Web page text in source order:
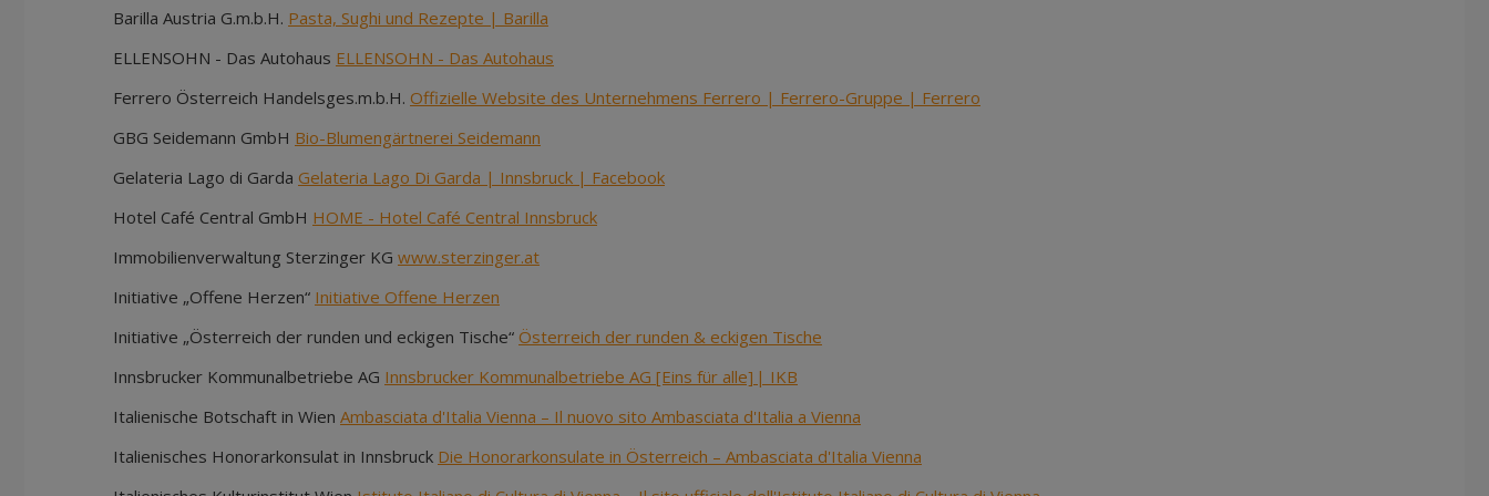
Barilla Austria G.m.b.H. Pasta, Sughi und Rezepte | Barilla
ELLENSOHN - Das Autohaus ELLENSOHN - Das Autohaus
Ferrero Österreich Handelsges.m.b.H. Offizielle Website des Unternehmens Ferrero | Ferrero-Gruppe | Ferrero
GBG Seidemann GmbH Bio-Blumengärtnerei Seidemann
Gelateria Lago di Garda Gelateria Lago Di Garda | Innsbruck | Facebook
Hotel Café Central GmbH HOME - Hotel Café Central Innsbruck
Immobilienverwaltung Sterzinger KG www.sterzinger.at
Initiative „Offene Herzen“ Initiative Offene Herzen
Initiative „Österreich der runden und eckigen Tische“ Österreich der runden & eckigen Tische
Innsbrucker Kommunalbetriebe AG Innsbrucker Kommunalbetriebe AG [Eins für alle] | IKB
Italienische Botschaft in Wien Ambasciata d'Italia Vienna – Il nuovo sito Ambasciata d'Italia a Vienna
Italienisches Honorarkonsulat in Innsbruck Die Honorarkonsulate in Österreich – Ambasciata d'Italia Vienna